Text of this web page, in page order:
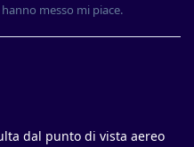
hanno messo mi piace.
dal punto di vista aereo